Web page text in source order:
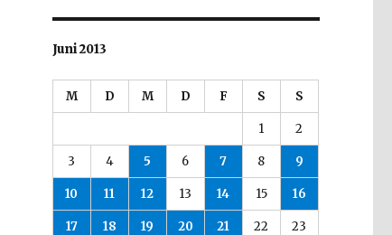
Juni 2013
M D M D F S S
1 2
3 4 5 6 7 8 9
10 11 12 13 14 15 16
17 18 19 20 21 22 23